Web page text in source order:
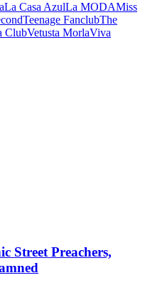
La Casa AzulLa MODAMiss
Teenage FanclubThe
ClubVetusta MorlaViva
Street Preachers,